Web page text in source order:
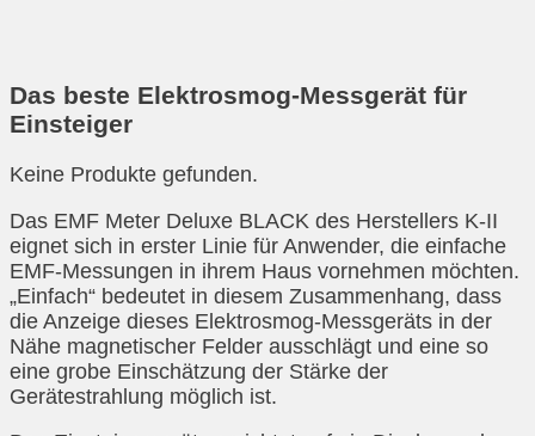
Das beste Elektrosmog-Messgerät für
Einsteiger
Keine Produkte gefunden.
Das EMF Meter Deluxe BLACK des Herstellers K-II
eignet sich in erster Linie für Anwender, die einfache
EMF-Messungen in ihrem Haus vornehmen möchten.
„Einfach“ bedeutet in diesem Zusammenhang, dass
die Anzeige dieses Elektrosmog-Messgeräts in der
Nähe magnetischer Felder ausschlägt und eine so
eine grobe Einschätzung der Stärke der
Gerätestrahlung möglich ist.